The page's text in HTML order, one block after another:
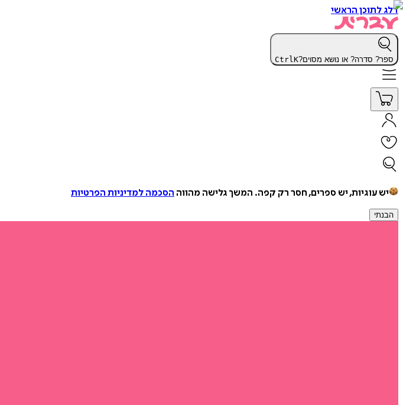
דלג לתוכן הראשי
ספר? סדרה? או נושא מסוים? CtrlK
יש עוגיות, יש ספרים, חסר רק קפה. המשך גלישה מהווה הסכמה למדיניות הפרטיות
הבנתי